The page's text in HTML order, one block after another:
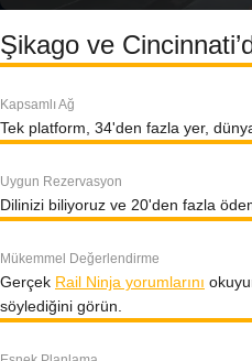
Şikago ve
Kapsamlı Ağ
Tek platform, 34'den fazla yer,
Uygun Rezervasyon
Dilinizi biliyoruz ve 20'den fazla
Mükemmel Değerlendirme
Gerçek Rail Ninja yorumlarını
söylediğini görün.